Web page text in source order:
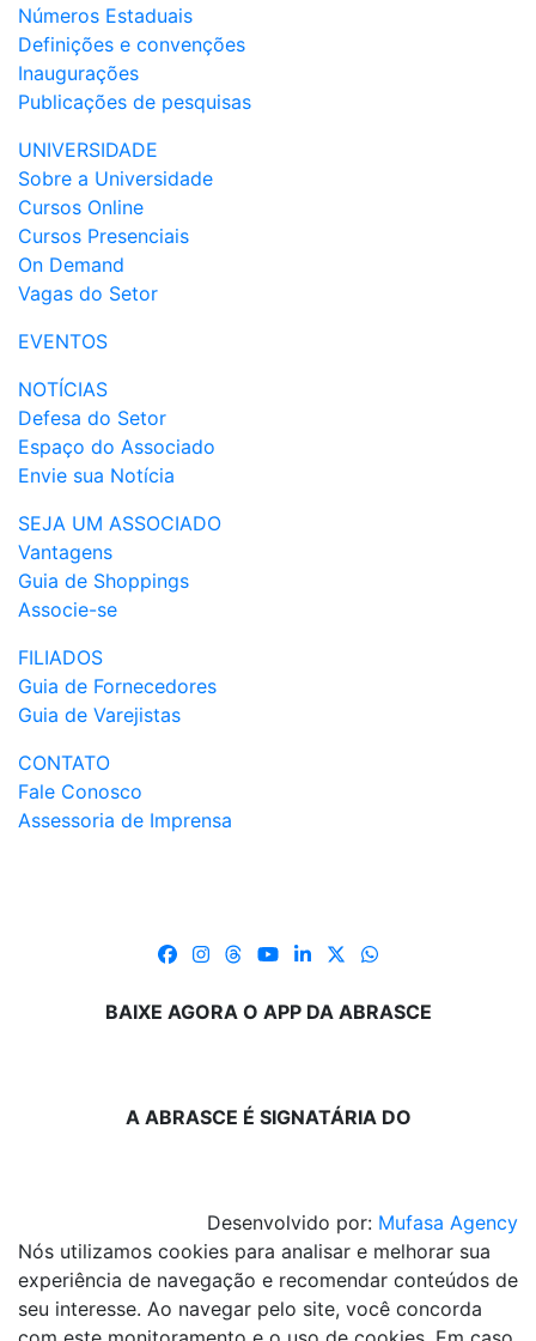
Números Estaduais
Definições e convenções
Inaugurações
Publicações de pesquisas
UNIVERSIDADE
Sobre a Universidade
Cursos Online
Cursos Presenciais
On Demand
Vagas do Setor
EVENTOS
NOTÍCIAS
Defesa do Setor
Espaço do Associado
Envie sua Notícia
SEJA UM ASSOCIADO
Vantagens
Guia de Shoppings
Associe-se
FILIADOS
Guia de Fornecedores
Guia de Varejistas
CONTATO
Fale Conosco
Assessoria de Imprensa
BAIXE AGORA O APP DA ABRASCE
A ABRASCE É SIGNATÁRIA DO
Desenvolvido por: Mufasa Agency
Nós utilizamos cookies para analisar e melhorar sua
experiência de navegação e recomendar conteúdos de
seu interesse. Ao navegar pelo site, você concorda